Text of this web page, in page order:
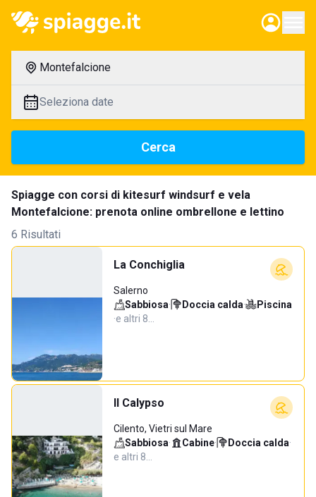
Montefalcione
Seleziona date
Cerca
Spiagge con corsi di kitesurf windsurf e vela
Montefalcione: prenota online ombrellone e lettino
6 Risultati
La Conchiglia
Salerno
Sabbiosa· Doccia calda·
Piscina
·e altri 8…
Il Calypso
Cilento, Vietri sul Mare
Sabbiosa· Cabine· Doccia calda·
e altri 8…